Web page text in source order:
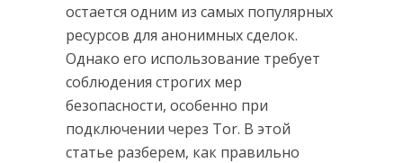
остается одним из самых популярных
ресурсов для анонимных сделок.
Однако его использование требует
соблюдения строгих мер
безопасности, особенно при
подключении через Tor. В этой
статье разберем, как правильно